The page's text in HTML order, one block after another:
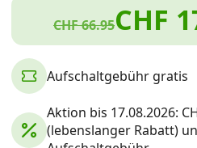
News
Forum
Über uns
CHF 66.95CHF
Aufschaltgebühr gratis
Aktion bis 17.08.2026:
(lebenslanger Rabatt)